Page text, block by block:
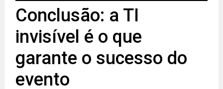
Conclusão: a TI
invisível é o que
garante o sucesso do
evento